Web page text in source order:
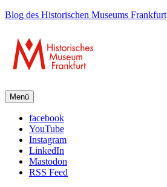
Blog des Historischen Museums Frankfurt
Menü
facebook
YouTube
Instagram
LinkedIn
Mastodon
RSS Feed